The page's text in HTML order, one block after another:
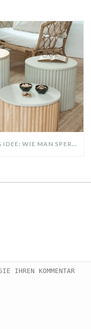
DIY UPCYLING IDEE: WIE MAN SPERRMÜLL IN EIN DESIGNER TEIL VERWANDELT